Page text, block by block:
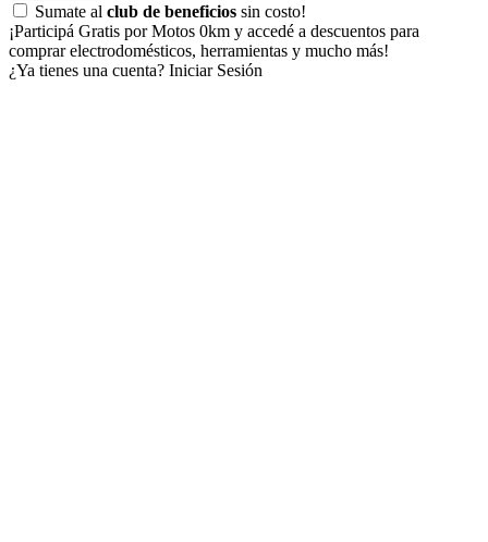
Sumate al club de beneficios sin costo!
¡Participá Gratis por Motos 0km y accedé a descuentos para
comprar electrodomésticos, herramientas y mucho más!
¿Ya tienes una cuenta? Iniciar Sesión